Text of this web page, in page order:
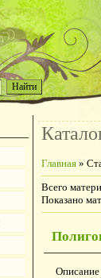
Главная »
Всего
Показано
Описание